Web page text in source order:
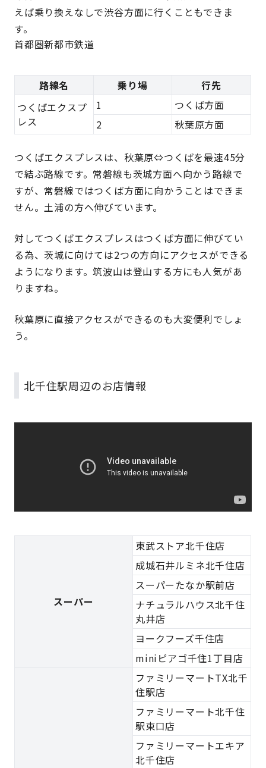
えば乗り換えなしで渋谷方面に行くこともできま
す。
首都圏新都市鉄道
路線名 乗り場
行先
つくばエクスプ
レス
1
つくば方面
2
秋葉原方面
つくばエクスプレスは、秋葉原⇔つくばを最速45分
で結ぶ路線です。常磐線も茨城方面へ向かう路線で
すが、常磐線ではつくば方面に向かうことはできま
せん。土浦の方へ伸びています。
対してつくばエクスプレスはつくば方面に伸びてい
る為、茨城に向けては2つの方向にアクセスができる
ようになります。筑波山は登山する方にも人気があ
りますね。
秋葉原に直接アクセスができるのも大変便利でしょ
う。
北千住駅周辺のお店情報
スーパー
東武ストア北千住店
成城石井ルミネ北千住店
スーパーたなか駅前店
ナチュラルハウス北千住
丸井店
ヨークフーズ千住店
miniピアゴ千住1丁目店
ファミリーマートTX北千
住駅店
ファミリーマート北千住
駅東口店
ファミリーマートエキア
北千住店